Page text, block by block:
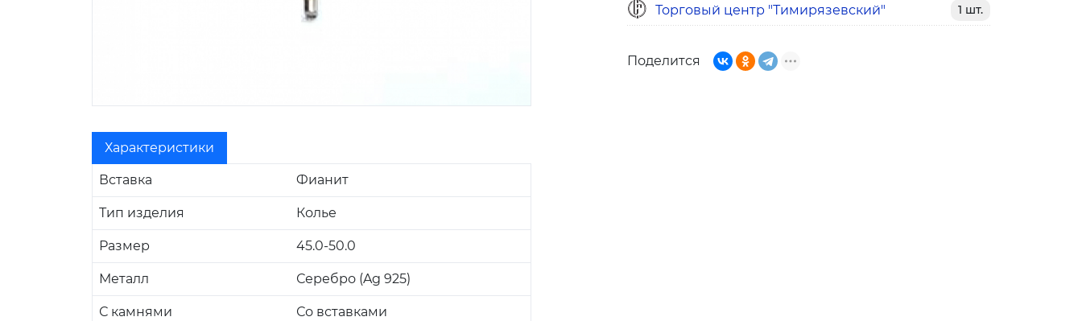
Характеристики
Вставка Фианит
Тип изделия Колье
Размер 45.0-50.0
Металл Серебро (Ag 925)
С камнями Со вставками
Торговый центр "Тимирязевский" 1 шт.
Поделится